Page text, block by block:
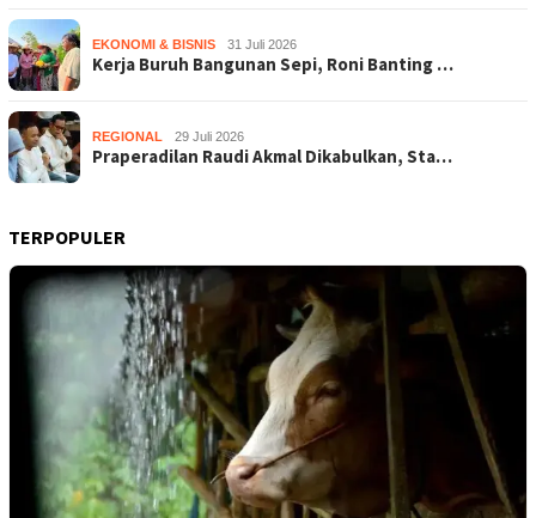
EKONOMI & BISNIS 31 Juli 2026
Kerja Buruh Bangunan Sepi, Roni Banting …
REGIONAL 29 Juli 2026
Praperadilan Raudi Akmal Dikabulkan, Sta…
TERPOPULER